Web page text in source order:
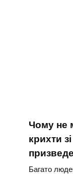
Чому не
крихти
призведе
Багато